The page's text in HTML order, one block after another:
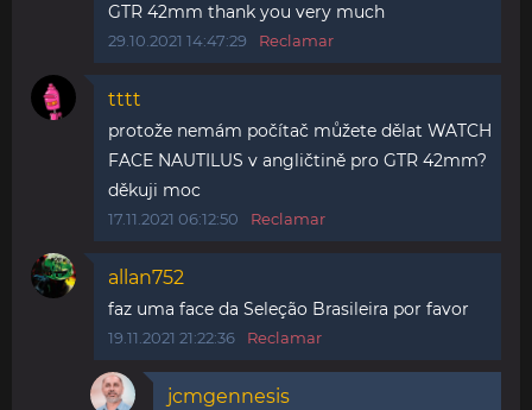
GTR 42mm thank you very much
29.10.2021 14:47:29 Reclamar
tttt
protože nemám počítač můžete dělat WATCH
FACE NAUTILUS v angličtině pro GTR 42mm?
děkuji moc
17.11.2021 06:12:50 Reclamar
allan752
faz uma face da Seleção Brasileira por favor
19.11.2021 21:22:36 Reclamar
jcmgennesis